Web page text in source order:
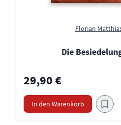
Florian
Die
29,90 €
In den Warenkorb